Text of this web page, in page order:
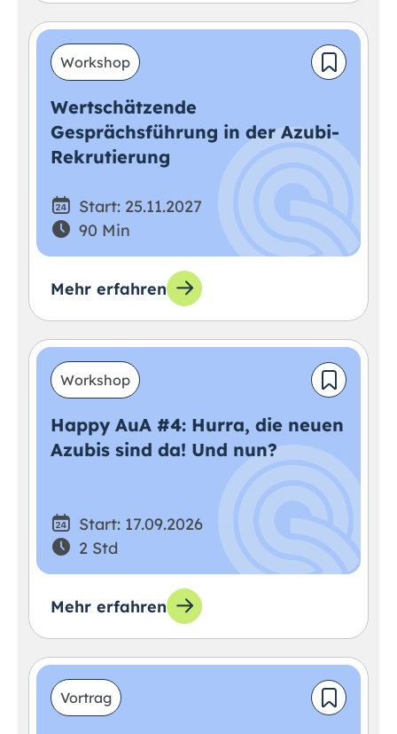
Workshop
Wertschätzende
Gesprächsführung in der Azubi-
Rekrutierung
Start: 25.11.2027
90 Min
Mehr erfahren
Workshop
Happy AuA #4: Hurra, die neuen
Azubis sind da! Und nun?
Start: 17.09.2026
2 Std
Mehr erfahren
Vortrag